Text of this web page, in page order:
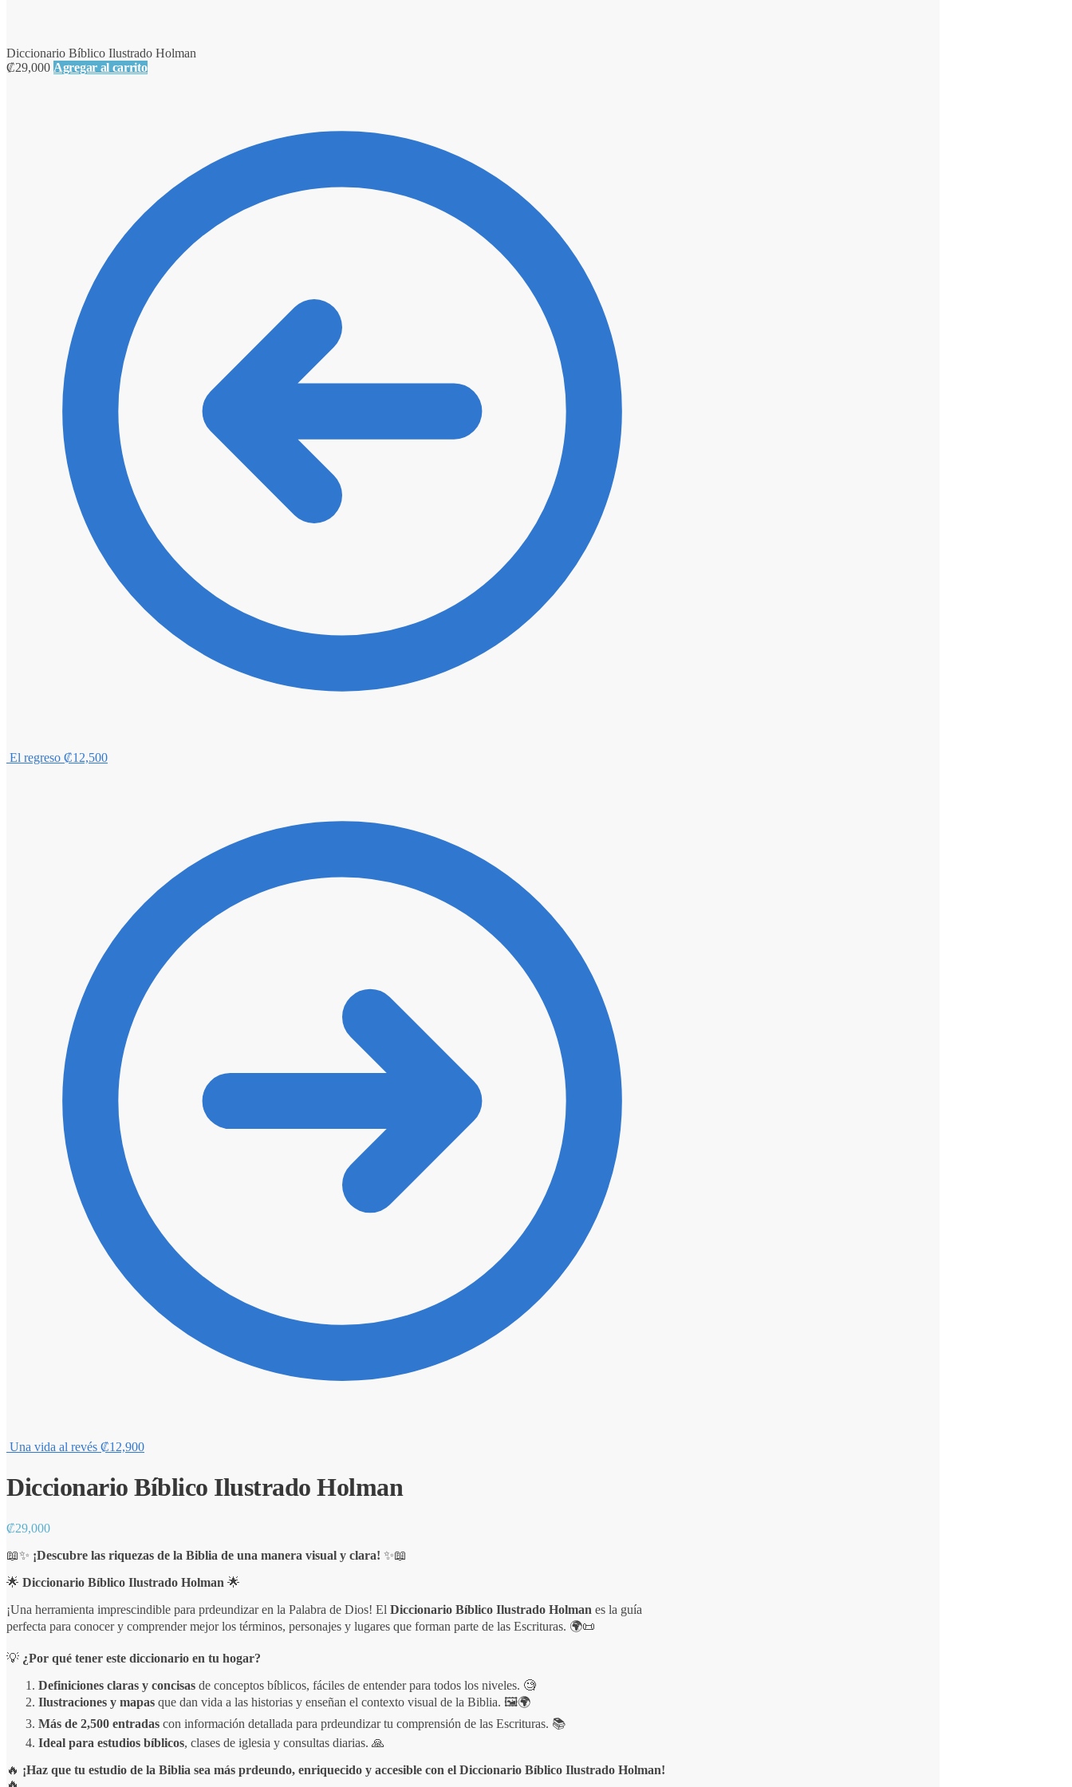
Diccionario Bíblico Ilustrado Holman
₡29,000 Agregar al carrito
El regreso ₡12,500
Una vida al revés ₡12,900
Diccionario Bíblico Ilustrado Holman
₡29,000
📖✨ ¡Descubre las riquezas de la Biblia de una manera visual y clara! ✨📖
🌟 Diccionario Bíblico Ilustrado Holman 🌟
¡Una herramienta imprescindible para prdeundizar en la Palabra de Dios! El Diccionario Bíblico Ilustrado Holman es la guía
perfecta para conocer y comprender mejor los términos, personajes y lugares que forman parte de las Escrituras. 🌍📜
💡 ¿Por qué tener este diccionario en tu hogar?
Definiciones claras y concisas de conceptos bíblicos, fáciles de entender para todos los niveles. 🧐
Ilustraciones y mapas que dan vida a las historias y enseñan el contexto visual de la Biblia. 🖼️🌍
Más de 2,500 entradas con información detallada para prdeundizar tu comprensión de las Escrituras. 📚
Ideal para estudios bíblicos, clases de iglesia y consultas diarias. 🙏
🔥 ¡Haz que tu estudio de la Biblia sea más prdeundo, enriquecido y accesible con el Diccionario Bíblico Ilustrado Holman!
🔥